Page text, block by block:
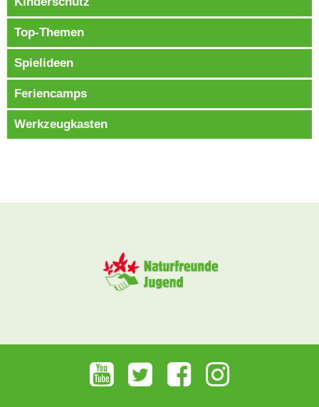
Top-Themen
Spielideen
Feriencamps
Werkzeugkasten